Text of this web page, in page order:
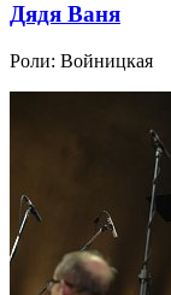
Дядя Ваня
Роли: Войницкая